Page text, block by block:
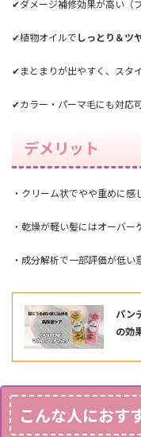
✔ダメージ補修効果が高い（
✔植物オイルでしっとり＆ツ
✔まとまりが出やすく、スタ
✔カラー・パーマ毛にも対応
デメリット
・クリーム状でやや重めに感
・乾燥が軽い髪にはオーバー
・成分解析で一部評価が低
パン
の効
こんな人におす